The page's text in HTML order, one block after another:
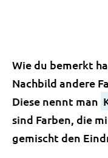
Wie du bemerkt
Nachbild andere
Diese nennt man
sind Farben, die
gemischt den